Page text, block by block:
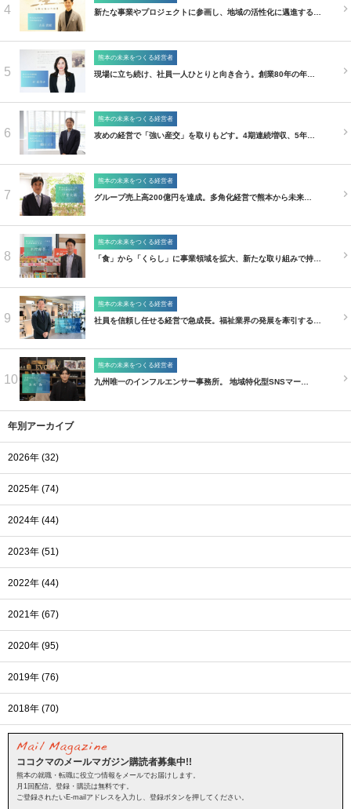
4 新たな事業やプロジェクトに参画し、地域の活性化に邁進する…
5
熊本の未来をつくる経営者
現場に立ち続け、社員一人ひとりと向き合う。創業80年の年…
6
熊本の未来をつくる経営者
攻めの経営で「強い産交」を取りもどす。4期連続増収、5年…
7
熊本の未来をつくる経営者
グループ売上高200億円を達成。多角化経営で熊本から未来…
8
熊本の未来をつくる経営者
「食」から「くらし」に事業領域を拡大、新たな取り組みで持…
9
熊本の未来をつくる経営者
社員を信頼し任せる経営で急成長。福祉業界の発展を牽引する…
10
熊本の未来をつくる経営者
九州唯一のインフルエンサー事務所。 地域特化型SNSマー…
年別アーカイブ
2026年 (32)
2025年 (74)
2024年 (44)
2023年 (51)
2022年 (44)
2021年 (67)
2020年 (95)
2019年 (76)
2018年 (70)
ココクマのメールマガジン購読者募集中!!
熊本の就職・転職に役立つ情報をメールでお届けします。
月1回配信。登録・購読は無料です。
ご登録されたいE-mailアドレスを入力し、登録ボタンを押してください。